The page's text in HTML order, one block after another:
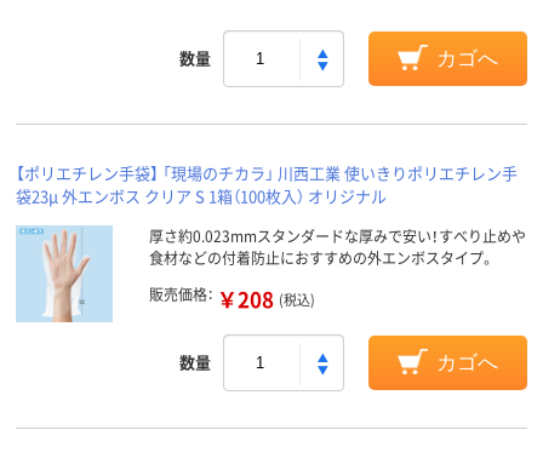
数量 カゴへ
【ポリエチレン手袋】 「現場のチカラ」 川西工業 使いきりポリエチレン手
袋23μ 外エンボス クリア S 1箱（100枚入） オリジナル
厚さ約0.023mmスタンダードな厚みで安い！すべり止めや
食材などの付着防止におすすめの外エンボスタイプ。
販売価格： ￥208 (税込)
数量 カゴへ